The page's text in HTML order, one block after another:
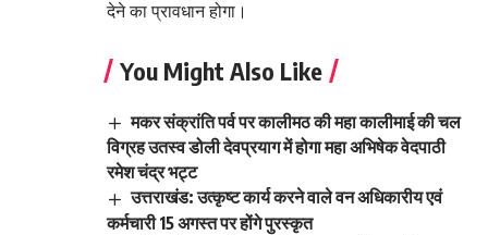
देने का प्रावधान होगा।
You Might Also Like
मकर संक्रांति पर्व पर कालीमठ की महा कालीमाई की चल
विग्रह उतस्व डोली देवप्रयाग में होगा महा अभिषेक वेदपाठी
रमेश चंद्र भट्ट
उत्तराखंड: उत्कृष्ट कार्य करने वाले वन अधिकारीय एवं
कर्मचारी 15 अगस्त पर होंगे पुरस्कृत